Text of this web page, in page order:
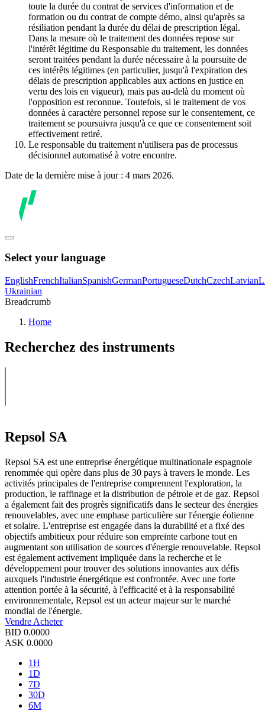
toute la durée du contrat de services d'information et de
formation ou du contrat de compte démo, ainsi qu'après sa
résiliation pendant la durée du délai de prescription légal.
Dans la mesure où le traitement des données repose sur
l'intérêt légitime du Responsable du traitement, les données
seront traitées pendant la durée nécessaire à la poursuite de
ces intérêts légitimes (en particulier, jusqu'à l'expiration des
délais de prescription applicables aux actions en justice en
vertu des lois en vigueur), mais pas au-delà du moment où
l'opposition est reconnue. Toutefois, si le traitement de vos
données à caractère personnel repose sur le consentement, ce
traitement se poursuivra jusqu'à ce que ce consentement soit
effectivement retiré.
Le responsable du traitement n'utilisera pas de processus
décisionnel automatisé à votre encontre.
Date de la dernière mise à jour : 4 mars 2026.
Select your language
EnglishFrenchItalianSpanishGermanPortugueseDutchCzechLatvian
Ukrainian
Breadcrumb
Home
Recherchez des instruments
Repsol SA
Repsol SA est une entreprise énergétique multinationale espagnole
renommée qui opère dans plus de 30 pays à travers le monde. Les
activités principales de l'entreprise comprennent l'exploration, la
production, le raffinage et la distribution de pétrole et de gaz. Repsol
a également fait des progrès significatifs dans le secteur des énergies
renouvelables, avec une emphase particulière sur l'énergie éolienne
et solaire. L'entreprise est engagée dans la durabilité et a fixé des
objectifs ambitieux pour réduire son empreinte carbone tout en
augmentant son utilisation de sources d'énergie renouvelable. Repsol
est également activement impliquée dans la recherche et le
développement pour trouver des solutions innovantes aux défis
auxquels l'industrie énergétique est confrontée. Avec une forte
attention portée à la sécurité, à l'efficacité et à la responsabilité
environnementale, Repsol est un acteur majeur sur le marché
mondial de l'énergie.
Vendre Acheter
BID 0.0000
ASK 0.0000
1H
1D
7D
30D
6M